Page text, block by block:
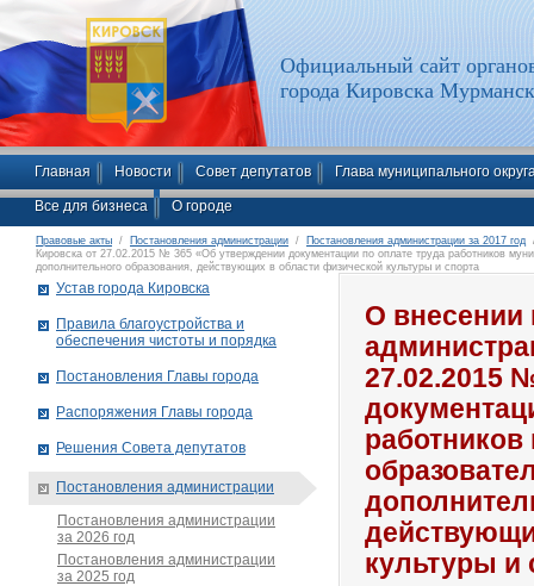
Официальный сайт
города Кировска
Главная Новости Совет депутатов Глава муниципального
Все для бизнеса О городе
Правовые акты / Постановления администрации / Постановления администрации за 2017 год
Кировска от 27.02.2015 № 365 «Об утверждении документации по оплате труда работников
дополнительного образования, действующих в области физической культуры и спорта
О внесении
27.02.2015
культуры и
Устав города Кировска
Правила благоустройства и
обеспечения чистоты и порядка
Постановления Главы города
Распоряжения Главы города
Решения Совета депутатов
Постановления администрации
Постановления администрации
за 2026 год
Постановления администрации
за 2025 год